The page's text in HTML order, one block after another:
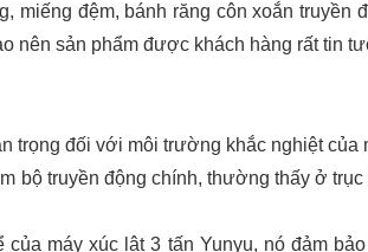
miếng đệm, bánh răng côn xoắn truyền
nên sản phẩm được khách hàng rất tin
trọng đối với môi trường khắc nghiệt của
bộ truyền động chính, thường thấy ở trục
máy xúc lật 3 tấn Yunyu, nó đảm